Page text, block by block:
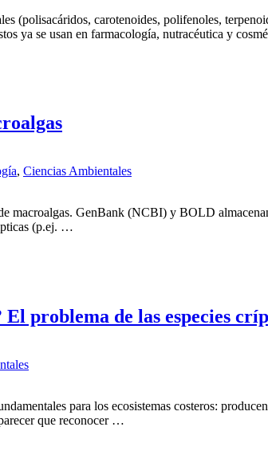
(polisacáridos, carotenoides, polifenoles,
ya se usan en farmacología, nutracéutica y
, Ciencias Ambientales
macroalgas. GenBank (NCBI) y BOLD
(p.ej. …
problema de las especies
para los ecosistemas costeros:
que reconocer …